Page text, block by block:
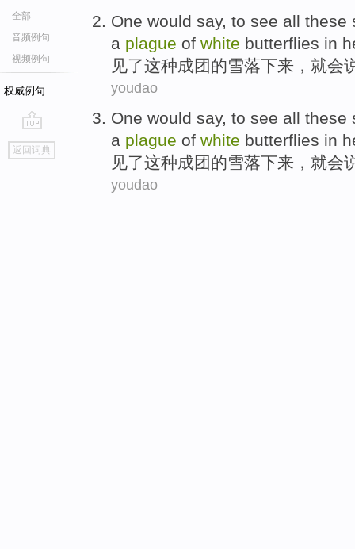
全部
音频例句
视频例句
权威例句
go
top
返回词典
One would say, to see all these
a plague of white butterflies in
见了这种成团的雪落下来， 就会
youdao
One would say, to see all these
a plague of white butterflies in
见了这种成团的雪落下来， 就会
youdao